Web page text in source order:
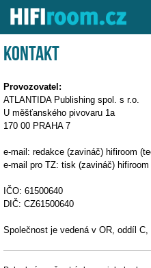
Server o Hi-Fi a AV technice
Kontakt
Provozovatel:
ATLANTIDA Publishing spol. s r.o.
U měšťanského pivovaru 1a
170 00 PRAHA 7
e-mail: redakce (zavináč) hifiroom
e-mail pro TZ: tisk (zavináč)
IČO: 61500640
DIČ: CZ61500640
Společnost je vedená v OR, oddíl